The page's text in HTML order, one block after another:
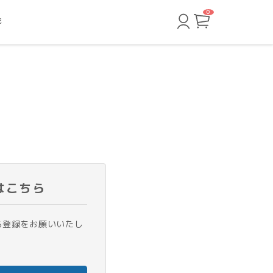
カ
ペ
0
こちら
録をお願いいたし